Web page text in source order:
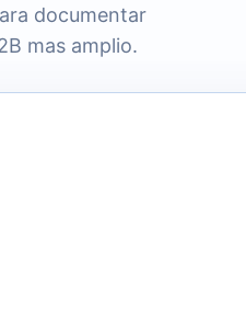
documentar
mas amplio.